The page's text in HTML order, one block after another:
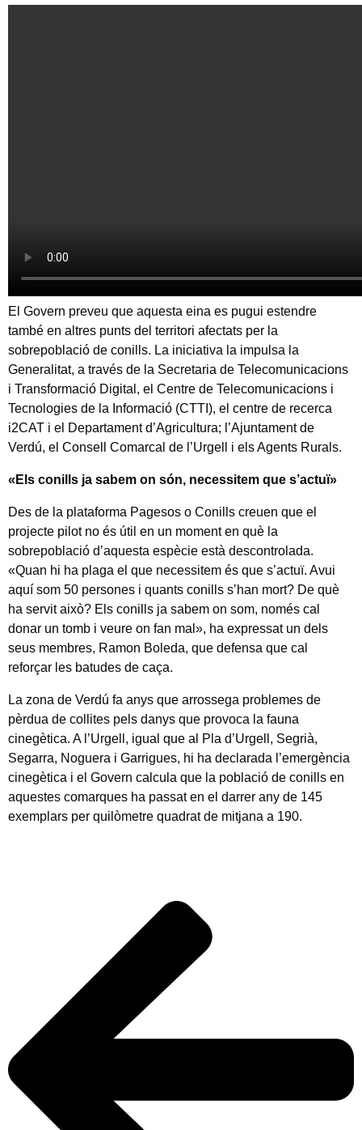
El Govern preveu que aquesta eina es pugui estendre
també en altres punts del territori afectats per la
sobrepoblació de conills. La iniciativa la impulsa la
Generalitat, a través de la Secretaria de Telecomunicacions
i Transformació Digital, el Centre de Telecomunicacions i
Tecnologies de la Informació (CTTI), el centre de recerca
i2CAT i el Departament d’Agricultura; l’Ajuntament de
Verdú, el Consell Comarcal de l’Urgell i els Agents Rurals.
«Els conills ja sabem on són, necessitem que s’actuï»
Des de la plataforma Pagesos o Conills creuen que el
projecte pilot no és útil en un moment en què la
sobrepoblació d’aquesta espècie està descontrolada.
«Quan hi ha plaga el que necessitem és que s’actuï. Avui
aquí som 50 persones i quants conills s’han mort? De què
ha servit això? Els conills ja sabem on som, només cal
donar un tomb i veure on fan mal», ha expressat un dels
seus membres, Ramon Boleda, que defensa que cal
reforçar les batudes de caça.
La zona de Verdú fa anys que arrossega problemes de
pèrdua de collites pels danys que provoca la fauna
cinegètica. A l’Urgell, igual que al Pla d’Urgell, Segrià,
Segarra, Noguera i Garrigues, hi ha declarada l’emergència
cinegètica i el Govern calcula que la població de conills en
aquestes comarques ha passat en el darrer any de 145
exemplars per quilòmetre quadrat de mitjana a 190.